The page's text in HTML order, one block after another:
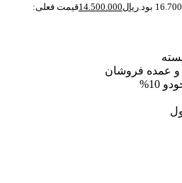
ریال14.500.000قیمت فعلی:
عمده فروشان